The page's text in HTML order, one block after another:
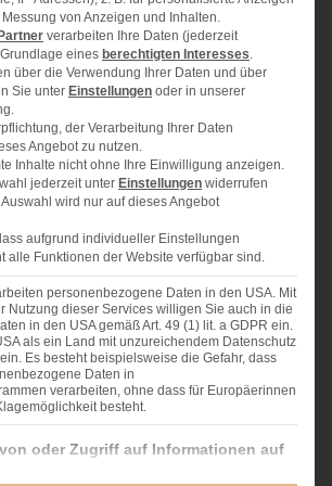
Gugelhupfform von 24 cm
TL Natron
Schmand
Kakao
von Anzeigen und Inhalten.
verarbeiten Ihre Daten (jederzeit
eines berechtigten Interesses.
über die Verwendung Ihrer Daten und über
Sie unter Einstellungen oder in unserer
der Verarbeitung Ihrer Daten
Angebot zu nutzen.
Inhalte nicht ohne Ihre Einwilligung anzeigen.
jederzeit unter Einstellungen widerrufen
wird nur auf dieses Angebot
aufgrund individueller Einstellungen
alle Funktionen der Website verfügbar sind.
personenbezogene Daten in den USA. Mit
Nutzung dieser Services willigen Sie auch in die
in den USA gemäß Art. 49 (1) lit. a GDPR ein.
als ein Land mit unzureichendem Datenschutz
Es besteht beispielsweise die Gefahr, dass
Daten in
verarbeiten, ohne dass für Europäerinnen
besteht.
eine Liste der Zwecke des IAB Transparency and
oder Zugriff auf Informationen auf